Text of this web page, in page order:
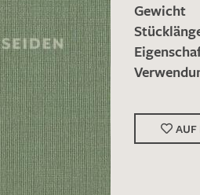
Gewicht
AUF